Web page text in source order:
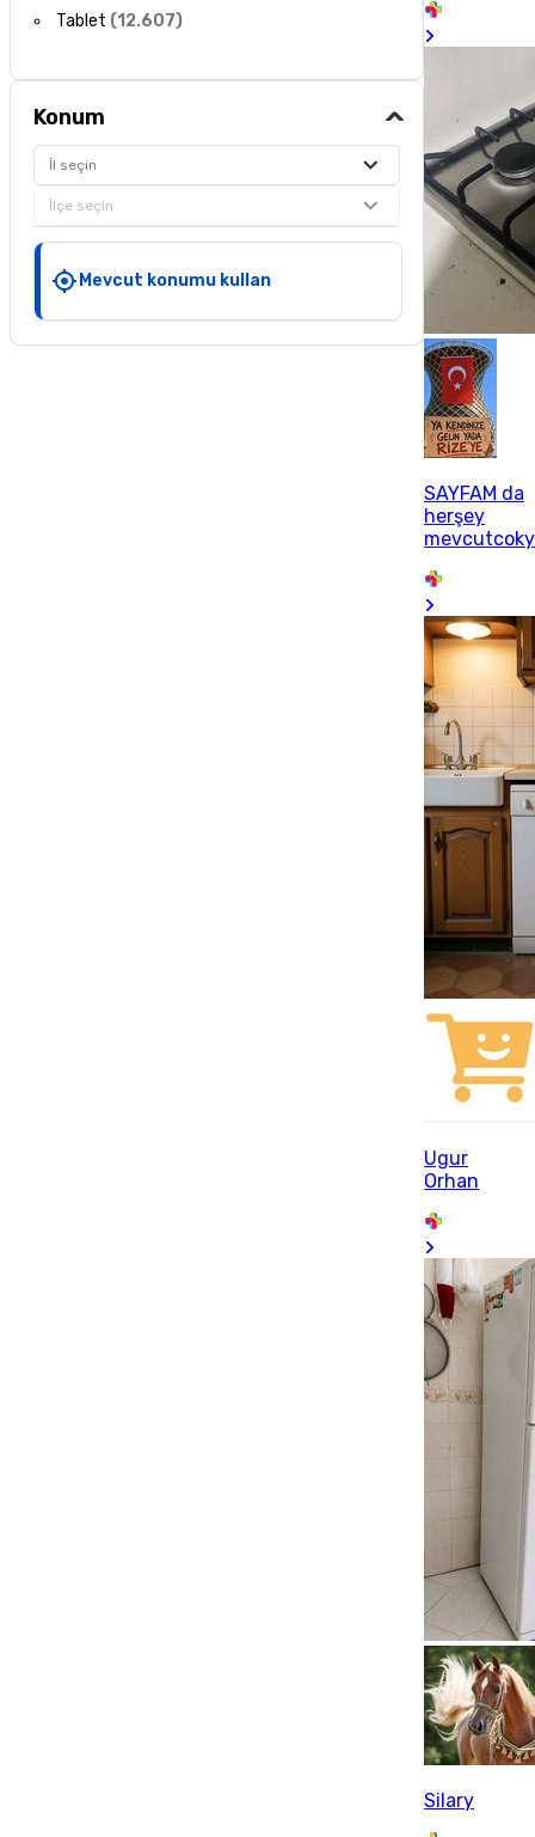
Tablet (12.607)
Konum
İl seçin
İlçe seçin
Mevcut konumu kullan
SAYFAM da
herşey
Ugur
Orhan
Silary